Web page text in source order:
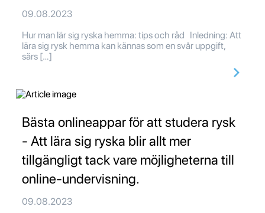
09.08.2023
Hur man lär sig ryska hemma: tips och råd Inledning: Att
lära sig rysk hemma kan kännas som en svår uppgift,
särs […]
Bästa onlineappar för att studera rysk
- Att lära sig ryska blir allt mer
tillgängligt tack vare möjligheterna till
online-undervisning.
09.08.2023